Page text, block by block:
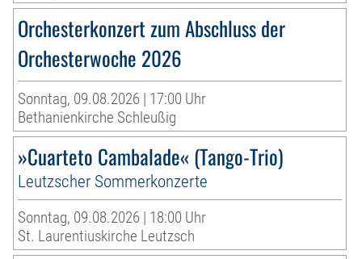
Orchesterkonzert zum Abschluss der
Orchesterwoche 2026
Sonntag, 09.08.2026 | 17:00 Uhr
Bethanienkirche Schleußig
»Cuarteto Cambalade« (Tango-Trio)
Leutzscher Sommerkonzerte
Sonntag, 09.08.2026 | 18:00 Uhr
St. Laurentiuskirche Leutzsch